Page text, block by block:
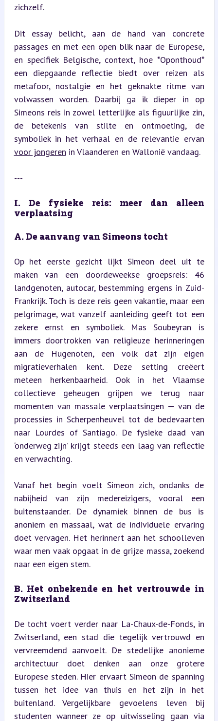
zichzelf.
Dit essay belicht, aan de hand van concrete
passages en met een open blik naar de Europese,
en specifiek Belgische, context, hoe *Oponthoud*
een diepgaande reflectie biedt over reizen als
metafoor, nostalgie en het geknakte ritme van
volwassen worden. Daarbij ga ik dieper in op
Simeons reis in zowel letterlijke als figuurlijke zin,
de betekenis van stilte en ontmoeting, de
voor jongeren in Vlaanderen en Wallonië vandaag.
---
I. De fysieke reis: meer dan alleen
verplaatsing
A. De aanvang van Simeons tocht
Op het eerste gezicht lijkt Simeon deel uit te
maken van een doordeweekse groepsreis: 46
landgenoten, autocar, bestemming ergens in Zuid-
Frankrijk. Toch is deze reis geen vakantie, maar een
pelgrimage, wat vanzelf aanleiding geeft tot een
zekere ernst en symboliek. Mas Soubeyran is
immers doortrokken van religieuze herinneringen
aan de Hugenoten, een volk dat zijn eigen
migratieverhalen kent. Deze setting creëert
meteen herkenbaarheid. Ook in het Vlaamse
collectieve geheugen grijpen we terug naar
momenten van massale verplaatsingen — van de
processies in Scherpenheuvel tot de bedevaarten
naar Lourdes of Santiago. De fysieke daad van
‘onderweg zijn’ krijgt steeds een laag van reflectie
en verwachting.
Vanaf het begin voelt Simeon zich, ondanks de
nabijheid van zijn medereizigers, vooral een
buitenstaander. De dynamiek binnen de bus is
anoniem en massaal, wat de individuele ervaring
doet vervagen. Het herinnert aan het schoolleven
waar men vaak opgaat in de grijze massa, zoekend
naar een eigen stem.
B. Het onbekende en het vertrouwde in
Zwitserland
De tocht voert verder naar La-Chaux-de-Fonds, in
Zwitserland, een stad die tegelijk vertrouwd en
vervreemdend aanvoelt. De stedelijke anonieme
architectuur doet denken aan onze grotere
Europese steden. Hier ervaart Simeon de spanning
tussen het idee van thuis en het zijn in het
buitenland. Vergelijkbare gevoelens leven bij
studenten wanneer ze op uitwisseling gaan via